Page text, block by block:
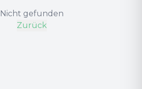
Nicht gefunden
Zurück